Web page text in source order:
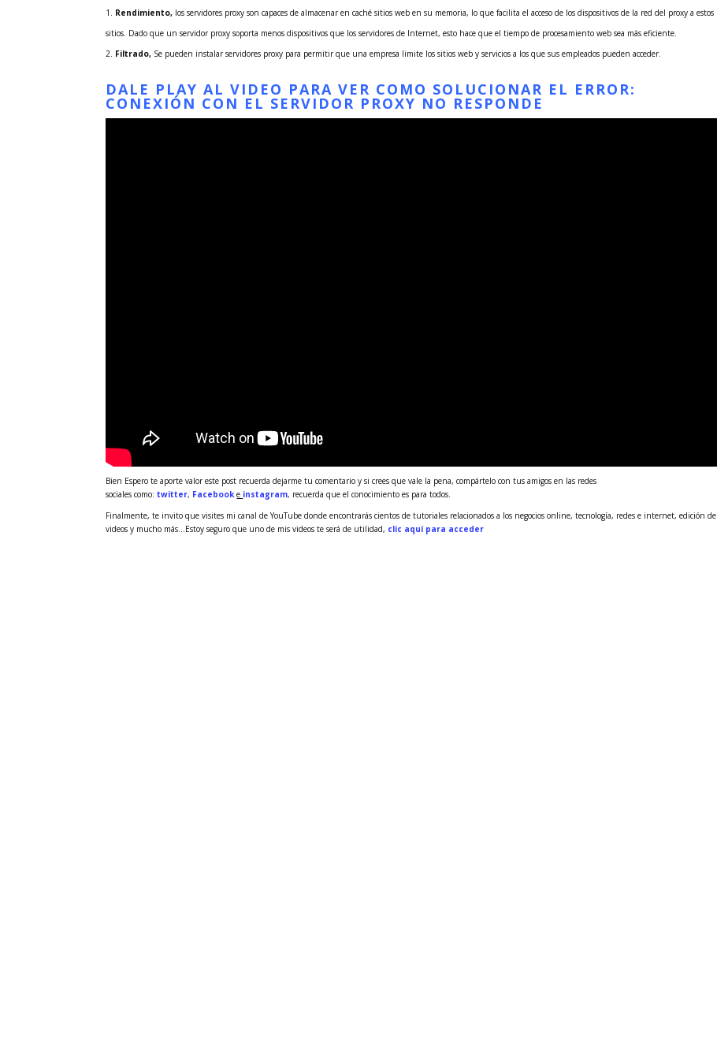
Rendimiento, los servidores proxy son capaces de almacenar en caché sitios web en su memoria, lo que facilita el acceso de los dispositivos de la red del proxy a estos
sitios. Dado que un servidor proxy soporta menos dispositivos que los servidores de Internet, esto hace que el tiempo de procesamiento web sea más eficiente.
Filtrado, Se pueden instalar servidores proxy para permitir que una empresa limite los sitios web y servicios a los que sus empleados pueden acceder.
DALE PLAY AL VIDEO PARA VER COMO SOLUCIONAR EL ERROR:
CONEXIÓN CON EL SERVIDOR PROXY NO RESPONDE
Bien Espero te aporte valor este post recuerda dejarme tu comentario y si crees que vale la pena, compártelo con tus amigos en las redes
sociales como:twitter, Facebook e instagram, recuerda que el conocimiento es para todos.
Finalmente, te invito que visites mi canal de YouTube donde encontrarás cientos de tutoriales relacionados a los negocios online, tecnología, redes e internet, edición de
videos y mucho más…Estoy seguro que uno de mis videos te será de utilidad, clic aquí para acceder